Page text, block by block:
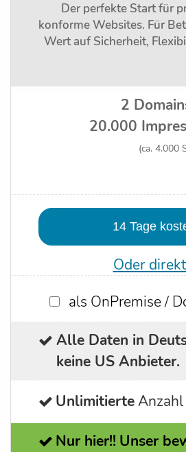
Der perfekte Start für
konforme Websites. Für
Wert auf Sicherheit,
2
20.000
(ca. 4.000
Oder
als OnPremise /
Alle Daten in
keine US Anbieter.
Unlimitierte
Nur hier!! Unser